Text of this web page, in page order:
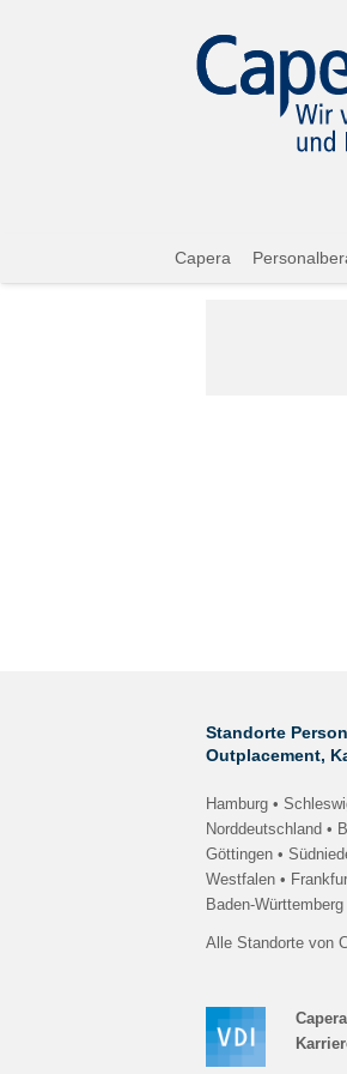
Capera
Standorte
Outplacement,
Hamburg •
Norddeutschland •
Göttingen •
Westfalen •
Baden-Württemberg
Alle Standorte von